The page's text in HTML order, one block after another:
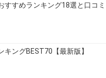
すすめランキング18選と口コミ
ングBEST70【最新版】